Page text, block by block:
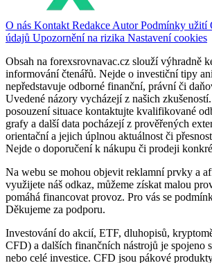
O nás Kontakt Redakce AutorPodmínky užití
údajů Upozornění na rizika Nastavení cookies
Obsah na forexsrovnavac.cz slouží výhradně
informování čtenářů. Nejde o investiční tipy
nepředstavuje odborné finanční, právní či
Uvedené názory vycházejí z našich
posouzení situace kontaktujte kvalifikované
grafy a další data pocházejí z prověřených
orientační a jejich úplnou aktuálnost či
Nejde o doporučení k nákupu či prodeji
Na webu se mohou objevit reklamní prvky a
využijete náš odkaz, můžeme získat malou
pomáhá financovat provoz. Pro vás se
Děkujeme za podporu.
Investování do akcií, ETF, dluhopisů,
CFD) a dalších finančních nástrojů je spojeno
nebo celé investice. CFD jsou pákové